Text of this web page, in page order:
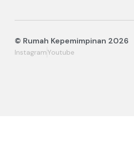
© Rumah Kepemimpinan 2026
InstagramYoutube